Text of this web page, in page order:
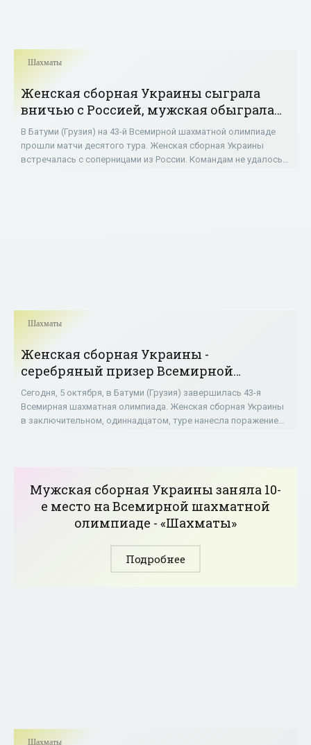
Шахматы
Женская сборная Украины сыграла
вничью с Россией, мужская обыграла
Азербайджан на шахматной олимпиаде
- «Шахматы»
В Батуми (Грузия) на 43-й Всемирной шахматной олимпиаде
прошли матчи десятого тура. Женская сборная Украины
встречалась с соперницами из России. Командам не удалось
Шахматы
Женская сборная Украины -
серебряный призер Всемирной
шахматной олимпиады - «Шахматы»
Сегодня, 5 октября, в Батуми (Грузия) завершилась 43-я
Всемирная шахматная олимпиада. Женская сборная Украины
в заключительном, одиннадцатом, туре нанесла поражение
Мужская сборная Украины заняла 10-
е место на Всемирной шахматной
олимпиаде - «Шахматы»
Подробнее
Шахматы